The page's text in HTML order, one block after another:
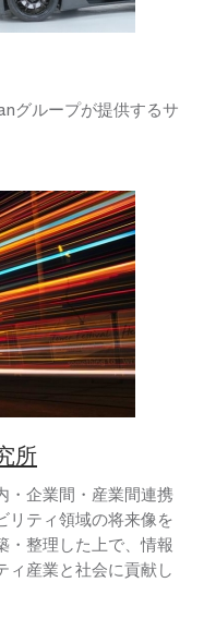
グループが提供するサ
所
・企業間・産業間連携
リティ領域の将来像を
・整理した上で、情報
ィ産業と社会に貢献し